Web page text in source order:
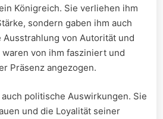
Königreich. Sie verliehen ihm
sondern gaben ihm​ auch
von Autorität und​
von ihm fasziniert und
Präsenz⁢ angezogen.
​politische ‍Auswirkungen. Sie
und die Loyalität seiner